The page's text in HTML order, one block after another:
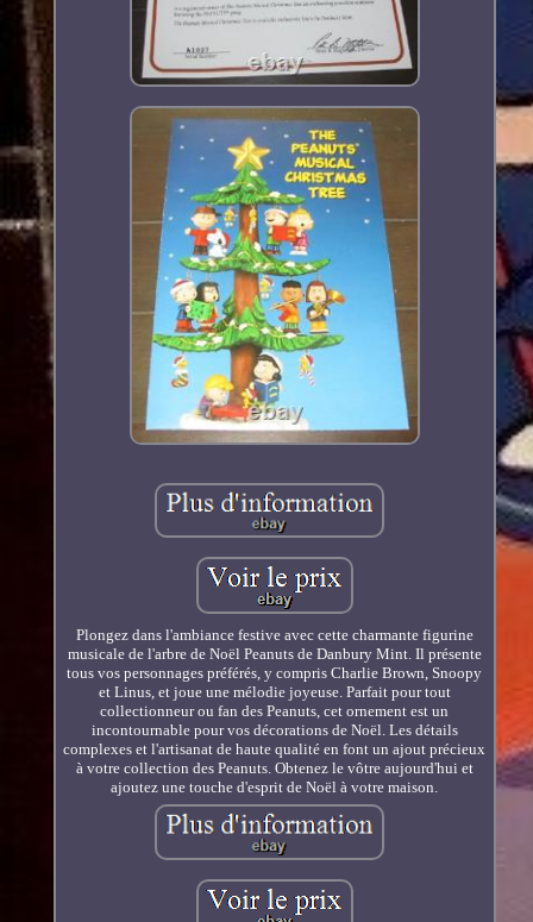
Plongez dans l'ambiance festive avec cette charmante figurine
musicale de l'arbre de Noël Peanuts de Danbury Mint. Il présente
tous vos personnages préférés, y compris Charlie Brown, Snoopy
et Linus, et joue une mélodie joyeuse. Parfait pour tout
collectionneur ou fan des Peanuts, cet ornement est un
incontournable pour vos décorations de Noël. Les détails
complexes et l'artisanat de haute qualité en font un ajout précieux
à votre collection des Peanuts. Obtenez le vôtre aujourd'hui et
ajoutez une touche d'esprit de Noël à votre maison.